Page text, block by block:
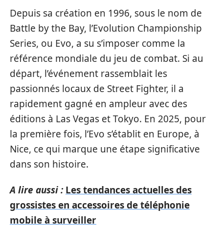
Depuis sa création en 1996, sous le nom de
Battle by the Bay, l’Evolution Championship
Series, ou Evo, a su s’imposer comme la
référence mondiale du jeu de combat. Si au
départ, l’événement rassemblait les
passionnés locaux de Street Fighter, il a
rapidement gagné en ampleur avec des
éditions à Las Vegas et Tokyo. En 2025, pour
la première fois, l’Evo s’établit en Europe, à
Nice, ce qui marque une étape significative
dans son histoire.
A lire aussi : Les tendances actuelles des
grossistes en accessoires de téléphonie
mobile à surveiller